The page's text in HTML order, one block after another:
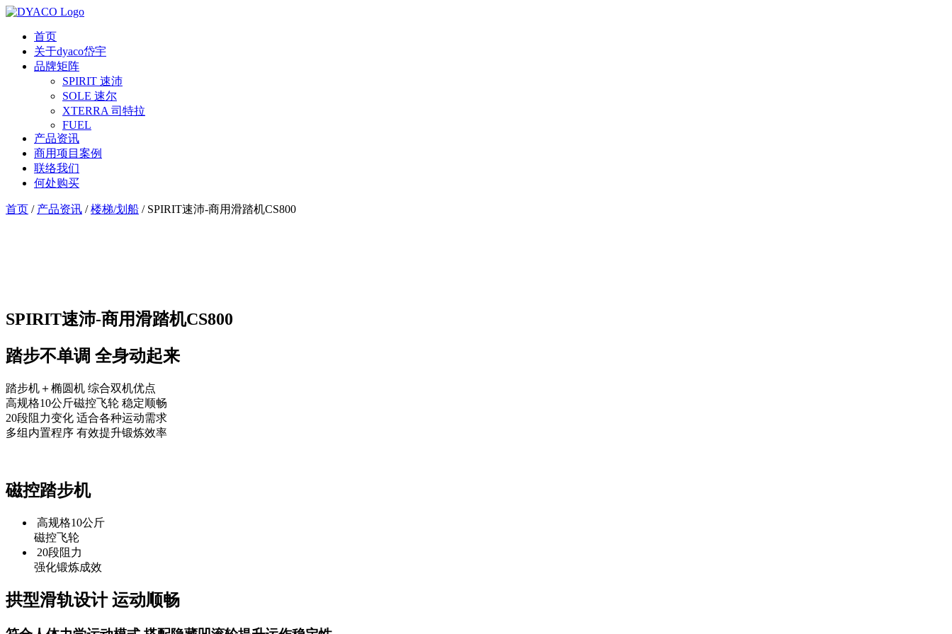
首页
关于dyaco岱宇
品牌矩阵
SPIRIT 速沛
SOLE 速尔
XTERRA 司特拉
FUEL
产品资讯
商用项目案例
联络我们
何处购买
首页 / 产品资讯 / 楼梯/划船 / SPIRIT速沛-商用滑踏机CS800
SPIRIT速沛-商用滑踏机CS800
踏步不单调 全身动起来
踏步机＋椭圆机 综合双机优点
高规格10公斤磁控飞轮 稳定顺畅
20段阻力变化 适合各种运动需求
多组内置程序 有效提升锻炼效率
磁控踏步机
高规格10公斤
磁控飞轮
20段阻力
强化锻炼成效
拱型滑轨设计 运动顺畅